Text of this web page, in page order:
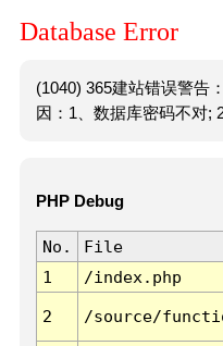
Database Error
(1040) 365建站错误警告
因：1、数据库密码不对;
PHP Debug
No. File
1
/index.php
2 /source/